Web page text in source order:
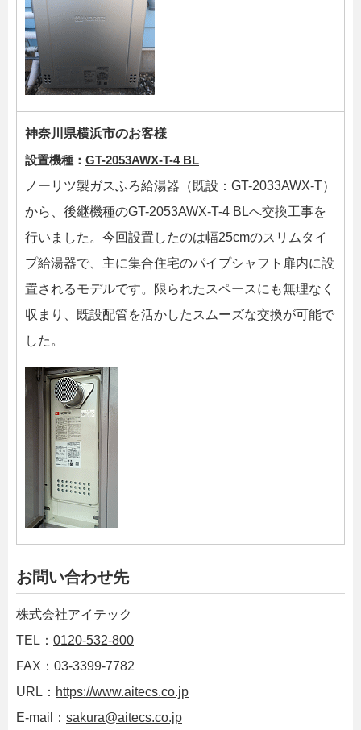
神奈川県横浜市のお客様
設置機種： GT-2053AWX-T-4 BL
ノーリツ製ガスふろ給湯器（既設：GT-2033AWX-T）
から、後継機種のGT-2053AWX-T-4 BLへ交換工事を
行いました。今回設置したのは幅25cmのスリムタイ
プ給湯器で、主に集合住宅のパイプシャフト扉内に設
置されるモデルです。限られたスペースにも無理なく
収まり、既設配管を活かしたスムーズな交換が可能で
した。
お問い合わせ先
株式会社アイテック
TEL： 0120-532-800
FAX：03-3399-7782
URL： https://www.aitecs.co.jp
E-mail： sakura@aitecs.co.jp